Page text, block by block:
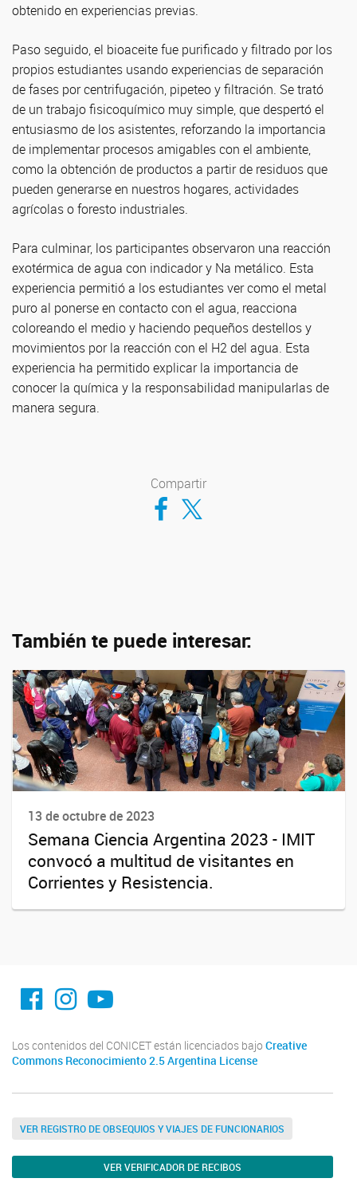
obtenido en experiencias previas.
Paso seguido, el bioaceite fue purificado y filtrado por los
propios estudiantes usando experiencias de separación
de fases por centrifugación, pipeteo y filtración. Se trató
de un trabajo fisicoquímico muy simple, que despertó el
entusiasmo de los asistentes, reforzando la importancia
de implementar procesos amigables con el ambiente,
como la obtención de productos a partir de residuos que
pueden generarse en nuestros hogares, actividades
agrícolas o foresto industriales.
Para culminar, los participantes observaron una reacción
exotérmica de agua con indicador y Na metálico. Esta
experiencia permitió a los estudiantes ver como el metal
puro al ponerse en contacto con el agua, reacciona
coloreando el medio y haciendo pequeños destellos y
movimientos por la reacción con el H2 del agua. Esta
experiencia ha permitido explicar la importancia de
conocer la química y la responsabilidad manipularlas de
manera segura.
Compartir
Compartir en Facebook
Compartir en Twitter
También te puede interesar:
13 de octubre de 2023
Semana Ciencia Argentina 2023 - IMIT
convocó a multitud de visitantes en
Corrientes y Resistencia.
facebook imit.conicet
imit.conicet
Youtube
Los contenidos del CONICET están licenciados bajo Creative
Commons Reconocimiento 2.5 Argentina License
VER REGISTRO DE OBSEQUIOS Y VIAJES DE FUNCIONARIOS
VER VERIFICADOR DE RECIBOS